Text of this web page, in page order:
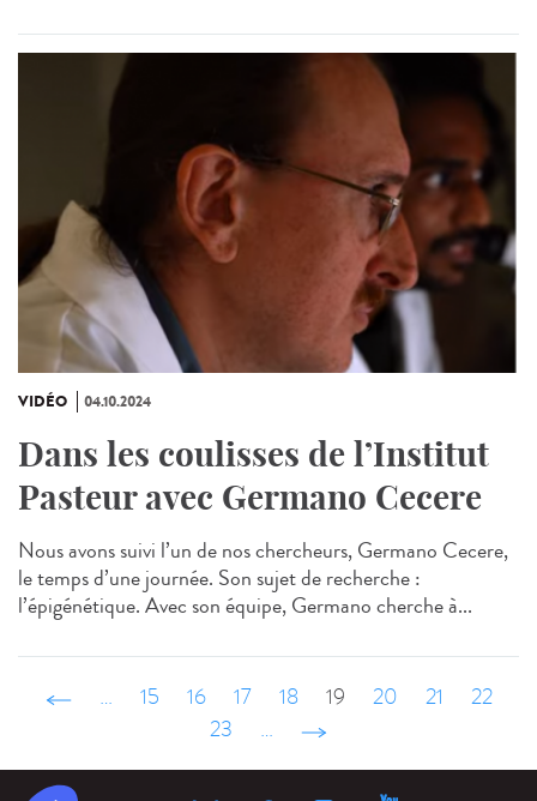
VIDÉO 04.10.2024
Dans les coulisses de l’Institut
Pasteur avec Germano Cecere
Nous avons suivi l’un de nos chercheurs, Germano Cecere,
le temps d’une journée. Son sujet de recherche :
l’épigénétique. Avec son équipe, Germano cherche à...
‹ précédent
… 15 16 17 18 19 20 21
22
23
… suivant ›